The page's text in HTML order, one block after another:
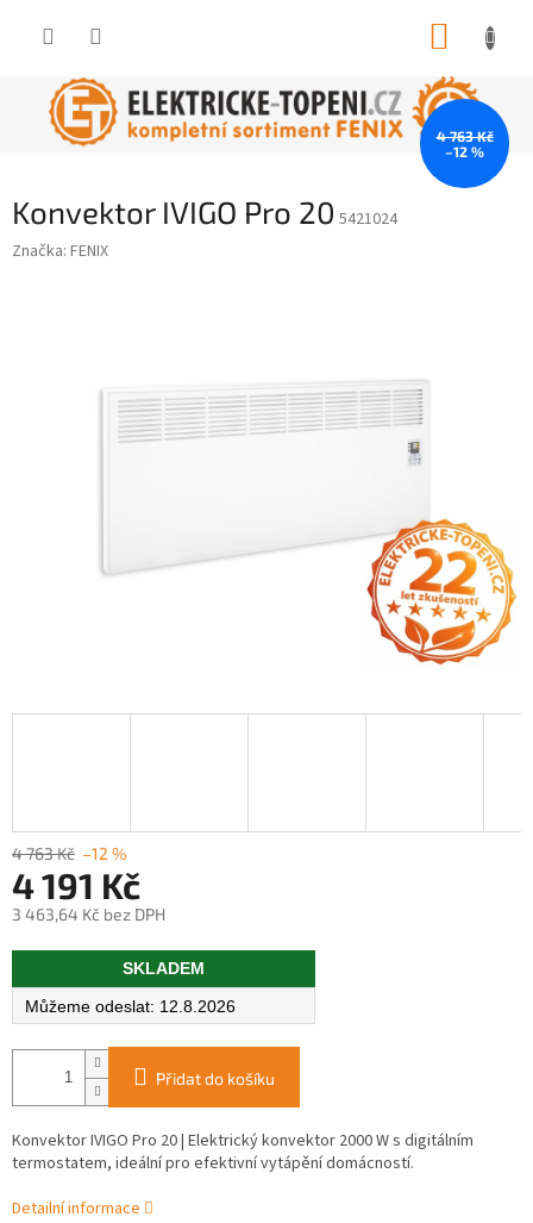
Konvektor IVIGO Pro 20 5421024
Značka: FENIX
4 763 Kč
–12 %
4 763 Kč –12 %
4 191 Kč
3 463,64 Kč bez DPH
Měrná
SKLADEM
12.8.2026
Přidat do košíku
Konvektor IVIGO Pro 20 | Elektrický konvektor 2000 W s digitálním
termostatem, ideální pro efektivní vytápění domácností.
Detailní informace